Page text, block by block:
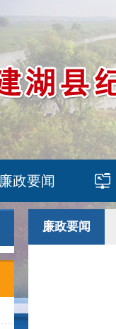
廉政要闻
廉政要闻